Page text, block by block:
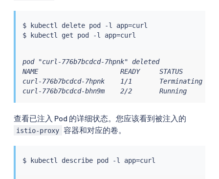
$ kubectl delete pod -l app=curl
$
kubectl get pod -l app=
pod "curl-776b7bcdcd-7hpnk" deleted
NAME                     READY     STATUS
curl-776b7bcdcd-7hpnk    1/1       Terminating
curl-776b7bcdcd-bhn9m    2/2       Running
查看已注入 Pod 的详细状态。您应该看到被注入的
istio-proxy 容器和对应的卷。
$ kubectl describe pod -l app=